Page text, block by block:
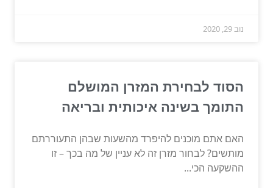
נוב 29, 2020
הסוד לבחירת המזרן המושלם
התומך בשינה איכותית ובריאה
האם אתם מוכנים להיפרד מהשעות שבהן התעוררתם
מותשים? לבחור מזרן זה לא עניין של מה בכך – זו
ההשקעה הכי...